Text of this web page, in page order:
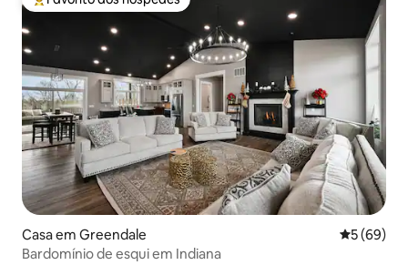
Favoritos dos hóspedes mais apreciados
Casa em Greendale
5 (69)
Bardomínio de esqui em Indiana